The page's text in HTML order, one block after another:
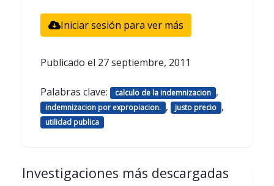
Iniciar sesión para ver más
Publicado el 27 septiembre, 2011
Palabras clave: calculo de la indemnizacion ,
indemnizacion por expropiacion. , justo precio ,
utilidad publica
Investigaciones más descargadas